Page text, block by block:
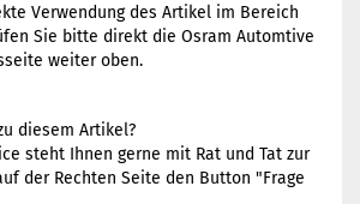
Verwendung des Artikel im Bereich
Sie bitte direkt die Osram Automtive
weiter oben.
diesem Artikel?
steht Ihnen gerne mit Rat und Tat zur
der Rechten Seite den Button "Frage